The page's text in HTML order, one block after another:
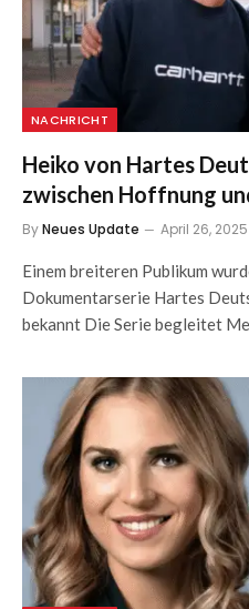
NACHRICHT
Heiko von Hartes
zwischen Hoffnung
ByNeues Update April 26, 2025
Einem breiteren Publikum
Dokumentarserie Hartes
bekannt Die Serie begleitet